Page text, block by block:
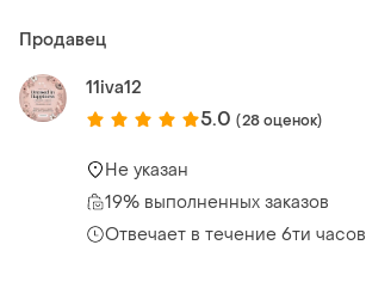
Продавец
11iva12
5.0 (28 оценок)
Не указан
19% выполненных заказов
Отвечает в течение 6ти часов